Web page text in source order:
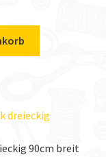
90cm breit